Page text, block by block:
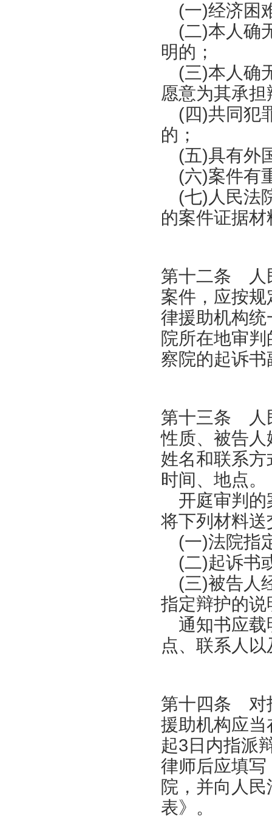
(一)经济困
(二)本人确
明的；
(三)本人确
愿意为其承
(四)共同犯
的；
(五)具有外
(六)案件有
(七)人民法
的案件证据
第十二条 人
案件，应按
律援助机构
院所在地审
察院的起诉
第十三条 人
性质、被告
姓名和联系
时间、地点。
开庭审判的
将下列材料
(一)法院指
(二)起诉书
(三)被告人
指定辩护的说
通知书应载
点、联系人
第十四条 对
援助机构应
起3日内指派
律师后应填
院，并向人
表》。